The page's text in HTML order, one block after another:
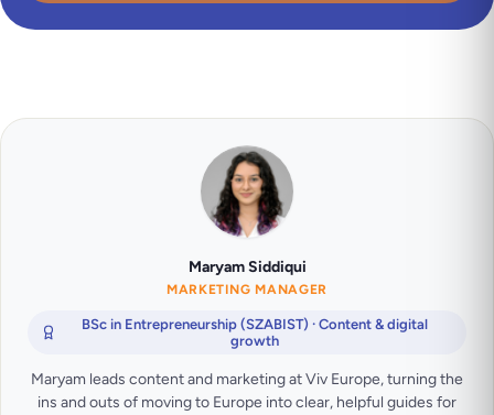
Maryam Siddiqui
MARKETING MANAGER
BSc in Entrepreneurship (SZABIST) · Content & digital
growth
Maryam leads content and marketing at Viv Europe, turning the
ins and outs of moving to Europe into clear, helpful guides for